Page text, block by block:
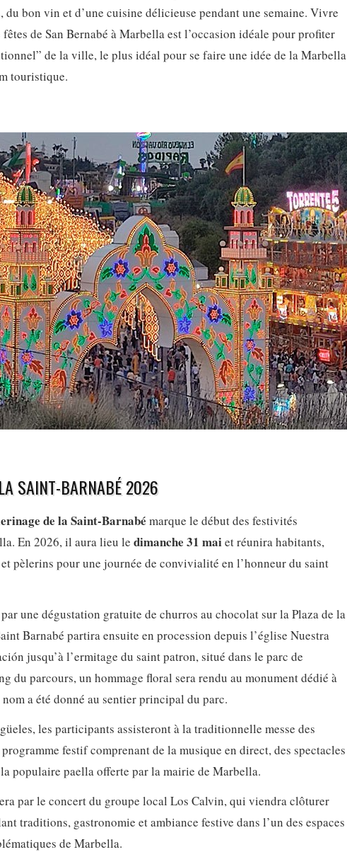
du bon vin et d’une cuisine délicieuse pendant une semaine. Vivre
de San Bernabé à Marbella est l’occasion idéale pour profiter
de la ville, le plus idéal pour se faire une idée de la Marbella
touristique.
SAINT-BARNABÉ 2026
de la Saint-Barnabé marque le début des festivités
En 2026, il aura lieu le dimanche 31 maiet réunira habitants,
pèlerins pour une journée de convivialité en l’honneur du saint
une dégustation gratuite de churros au chocolat sur la Plaza de la
Barnabé partira ensuite en procession depuis l’église Nuestra
jusqu’à l’ermitage du saint patron, situé dans le parc de
du parcours, un hommage floral sera rendu au monument dédié à
a été donné au sentier principal du parc.
les participants assisteront à la traditionnelle messe des
festif comprenant de la musique en direct, des spectacles
la populaire paella offerte par la mairie de Marbella.
par le concert du groupe local Los Calvin, qui viendra clôturer
traditions, gastronomie et ambiance festive dans l’un des espaces
de Marbella.